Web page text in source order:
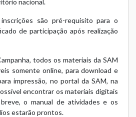
são pré-requisito para o
de participação após realização
todos os materiais da SAM
somente online, para download e
impressão, no portal da SAM, na
encontrar os materiais digitais
o manual de atividades e os
estarão prontos.